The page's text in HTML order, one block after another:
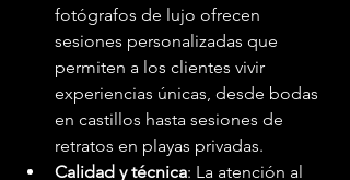
fotógrafos de lujo ofrecen
sesiones personalizadas que
permiten a los clientes vivir
experiencias únicas, desde bodas
en castillos hasta sesiones de
retratos en playas privadas.
Calidad y técnica: La atención al